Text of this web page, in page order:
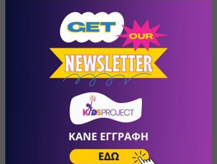
Jules & Juliette σκην. Chantal Peten Ι Βέλγιο
Kenya's Symphony by Carlos Douglas Jr Ι
Ηνωμένες πολιτείες
Tο όνομα μου είναι φόβος σκην. Eliza Płocieniak-
Alvarez Ι Γερμανία
Η Luce και ο Rock σκην. Britt Raes Ι Βέλγιο